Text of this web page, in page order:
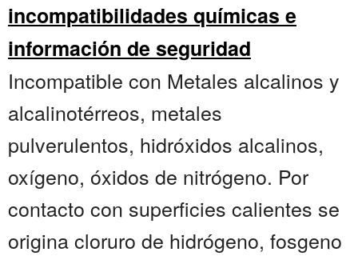
incompatibilidades químicas e
información de seguridad
Incompatible con Metales alcalinos y
alcalinotérreos, metales
pulverulentos, hidróxidos alcalinos,
oxígeno, óxidos de nitrógeno. Por
contacto con superficies calientes se
origina cloruro de hidrógeno, fosgeno